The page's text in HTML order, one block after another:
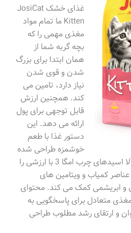
غذای خشک JosiCat
Kitten ما تمام مواد
مغذی مهمی را که
بچه گربه شما از
همان ابتدا برای بزرگ
شدن و قوی شدن
نیاز دارد، تامین می
کند. همچنین ارزش
قابل توجهی برای پول
ارائه می دهد. این
دستور غذا با طعم
خوشمزه طراحی شده
است. و روغن ماهی قزل آلا اسیدهای چرب امگا 3 با ارزشی را
کمیاب و ویتامین های
ابریشمی کمک می کند. محتوای
متعادل برای پاسخگویی به
و ارتقای رشد مطلوب طراحی